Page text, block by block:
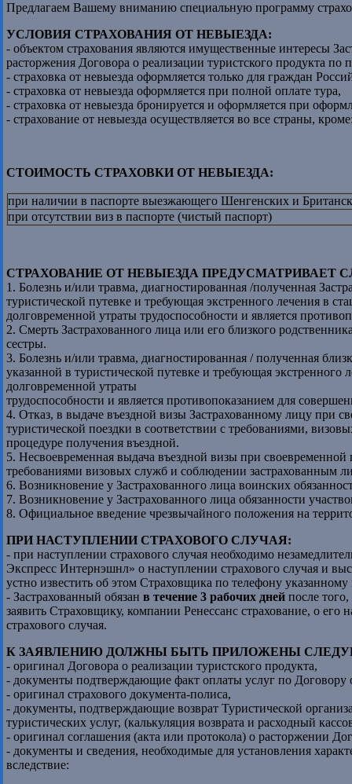
Предлагаем Вашему вниманию специальную программу
УСЛОВИЯ СТРАХОВАНИЯ ОТ НЕВЫЕЗДА:
- объектом страхования являются имущественные интересы
расторжения Договора о реализации туристского продукта
- страховка от невыезда оформляется только для граждан
- страховка от невыезда оформляется при полной оплате тура,
- страховка от невыезда бронируется и оформляется при
- страхование от невыезда осуществляется во все страны,
СТОИМОСТЬ СТРАХОВКИ ОТ НЕВЫЕЗДА:
при наличии в паспорте выезжающего Шенгенских и
при отсутствии виз в паспорте (чистый паспорт)
СТРАХОВАНИЕ ОТ НЕВЫЕЗДА
1. Болезнь и/или травма, диагностированная /полученная
туристической путевке и требующая экстренного лечения в
долговременной утраты трудоспособности и является
2. Смерть Застрахованного лица или его близкого
сестры.
3. Болезнь и/или травма, диагностированная / полученная
указанной в туристической путевке и требующая экстренного
долговременной утраты
трудоспособности и является противопоказанием для
4. Отказ, в выдаче въездной визы Застрахованному лицу при
туристической поездки в соответствии с требованиями,
процедуре получения въездной.
5. Несвоевременная выдача въездной визы при
требованиями визовых служб и соблюдении застрахованным
6. Возникновение у Застрахованного лица воинских
7. Возникновение у Застрахованного лица обязанности
8. Официальное введение чрезвычайного положения на
ПРИ НАСТУПЛЕНИИ СТРАХОВОГО СЛУЧАЯ:
- при наступлении страхового случая необходимо
Экспресс Интернэшнл» о наступлении страхового случая и
устно известить об этом Страховщика по телефону указанному
- Застрахованный обязан в течение 3 рабочих дней после
заявить Страховщику, компании Ренессанс страхование, о
страхового случая.
К ЗАЯВЛЕНИЮ ДОЛЖНЫ БЫТЬ ПРИЛОЖЕНЫ
- оригинал Договора о реализации туристского продукта,
- документы подтверждающие факт оплаты услуг по Договору
- оригинал страхового документа-полиса,
- документы, подтверждающие возврат Туристической
туристических услуг, (калькуляция возврата и расходный
- оригинал соглашения (акта или протокола) о расторжении
- документы и сведения, необходимые для установления
вследствие: